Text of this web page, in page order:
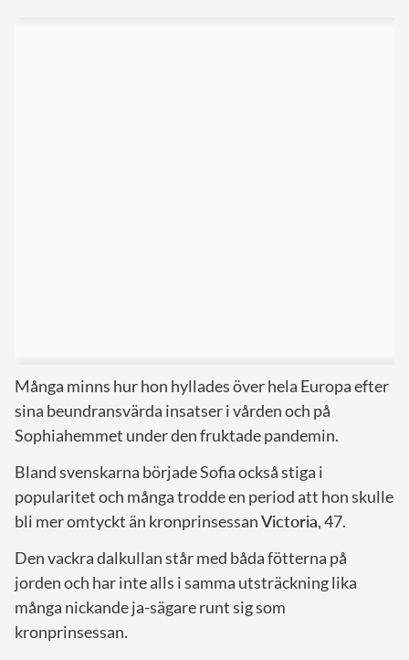
Många minns hur hon hyllades över hela Europa efter
sina beundransvärda insatser i vården och på
Sophiahemmet under den fruktade pandemin.
Bland svenskarna började Sofia också stiga i
popularitet och många trodde en period att hon skulle
bli mer omtyckt än kronprinsessanVictoria, 47.
Den vackra dalkullan står med båda fötterna på
jorden och har inte alls i samma utsträckning lika
många nickande ja-sägare runt sig som
kronprinsessan.